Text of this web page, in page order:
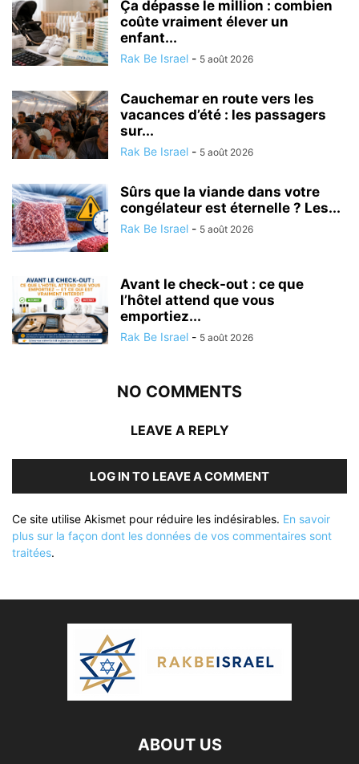
Ça dépasse le million : combien
coûte vraiment élever un
enfant...
Rak Be Israel - 5 août 2026
Cauchemar en route vers les
vacances d’été : les passagers
sur...
Rak Be Israel - 5 août 2026
Sûrs que la viande dans votre
congélateur est éternelle ? Les...
Rak Be Israel - 5 août 2026
Avant le check-out : ce que
l’hôtel attend que vous
emportiez...
Rak Be Israel - 5 août 2026
NO COMMENTS
LEAVE A REPLY
LOG IN TO LEAVE A COMMENT
Ce site utilise Akismet pour réduire les indésirables. En savoir
plus sur la façon dont les données de vos commentaires sont
traitées.
ABOUT US